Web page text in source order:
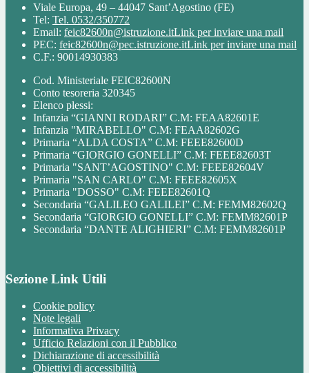
Viale Europa, 49 – 44047 Sant’Agostino (FE)
Tel: Tel. 0532/350772
Email: feic82600n@istruzione.itLink per inviare una mail
PEC: feic82600n@pec.istruzione.itLink per inviare una mail
C.F.: 90014930383
Cod. Ministeriale FEIC82600N
Conto tesoreria 320345
Elenco plessi:
Infanzia “GIANNI RODARI” C.M: FEAA82601E
Infanzia "MIRABELLO" C.M: FEAA82602G
Primaria “ALDA COSTA” C.M: FEEE82600D
Primaria “GIORGIO GONELLI” C.M: FEEE82603T
Primaria "SANT’AGOSTINO" C.M: FEEE82604V
Primaria "SAN CARLO" C.M: FEEE82605X
Primaria "DOSSO" C.M: FEEE82601Q
Secondaria “GALILEO GALILEI” C.M: FEMM82602Q
Secondaria “GIORGIO GONELLI” C.M: FEMM82601P
Secondaria “DANTE ALIGHIERI” C.M: FEMM82601P
Sezione Link Utili
Cookie policy
Note legali
Informativa Privacy
Ufficio Relazioni con il Pubblico
Dichiarazione di accessibilità
Obiettivi di accessibilità